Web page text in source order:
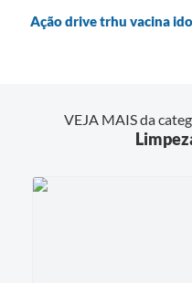
Ação drive trhu vacina
VEJA MAIS da